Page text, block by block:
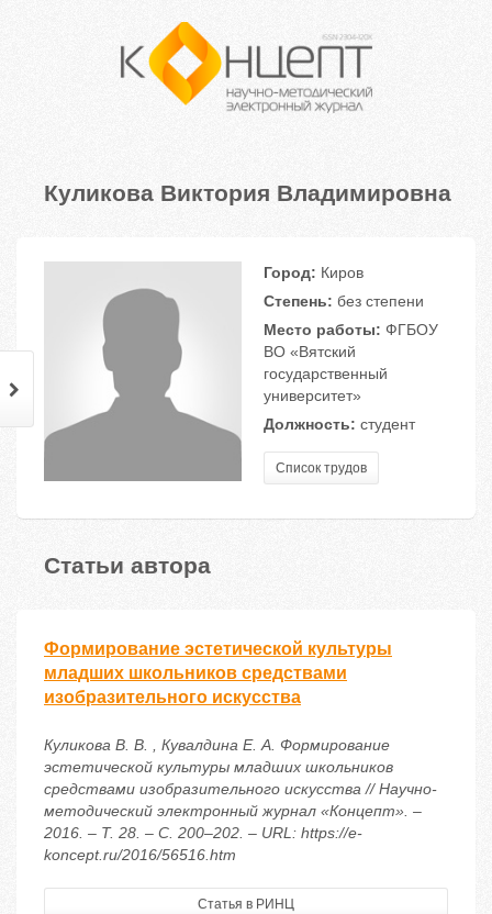
Куликова Виктория Владимировна
Город: Киров
Степень: без степени
Место работы: ФГБОУ
ВО «Вятский
государственный
университет»
Должность: студент
Список трудов
Статьи автора
Формирование эстетической культуры
младших школьников средствами
изобразительного искусства
Куликова В. В. , Кувалдина Е. А. Формирование
эстетической культуры младших школьников
средствами изобразительного искусства // Научно-
методический электронный журнал «Концепт». –
2016. – Т. 28. – С. 200–202. – URL: https://e-
koncept.ru/2016/56516.htm
Статья в РИНЦ